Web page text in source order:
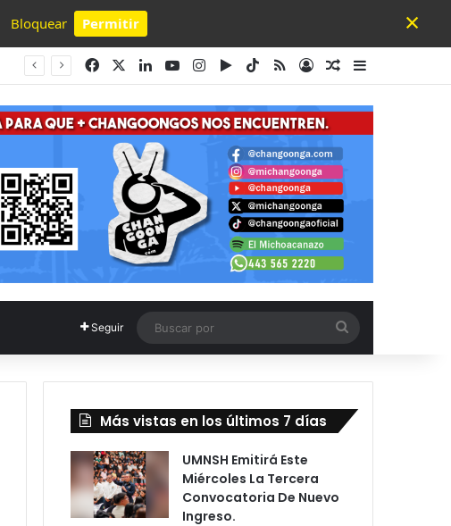
Bloquear Permitir
Powered by SendPulse
×
FacebookLinkedInYouTubeInstagram
Google Play
TikTok
RSSAccesoPublicación al
Barra lateral
Seguir
por
Más vistas en los últimos 7 días
UMNSH Emitirá Este
Miércoles La Tercera
Convocatoria De Nuevo
Ingreso.